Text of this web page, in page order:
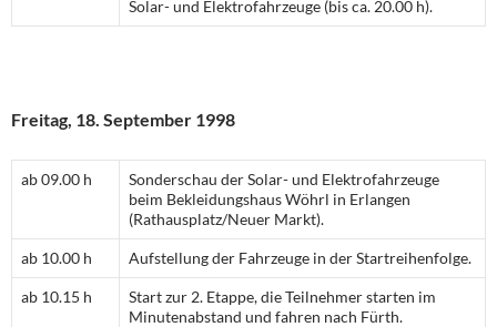
Solar- und Elektrofahrzeuge (bis ca. 20.00 h).
Freitag, 18. September 1998
ab 09.00 h
Sonderschau der Solar- und Elektrofahrzeuge
beim Bekleidungshaus Wöhrl in Erlangen
(Rathausplatz/Neuer Markt).
ab 10.00 h Aufstellung der Fahrzeuge in der Startreihenfolge.
ab 10.15 h
Start zur 2. Etappe, die Teilnehmer starten im
Minutenabstand und fahren nach Fürth.